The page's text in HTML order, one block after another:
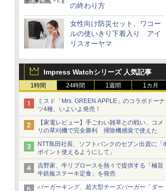
の終わり方
女性向け防災セット、ワコー
ルの使いきり下着入り アイ
リスオーヤマ
Impress Watchシリーズ 人気記事
1時間 24時間 1週間 1カ月
ミスド「Mrs. GREEN APPLE」のコラボドーナ
ツ4種、いよいよ発売！
【家電レビュー】手ごわい雑草との戦い、コメ
リの草刈機で完全勝利 掃除機感覚で使えた
NTT島田社長、ソフトバンクのセブン出資に「d
ポイント使えるようにして」
吉野家、牛リブロースを熱々で提供する「極旨
牛鉄板ステーキ定食」を発売
バーガーキング、超大型チーズバーガー「ダー